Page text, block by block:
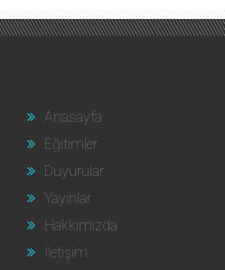
Anasayfa
Eğitimler
Duyurular
Yayınlar
Hakkımızda
İletişim